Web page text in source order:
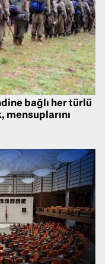
bağlı her türlü
mensuplarını